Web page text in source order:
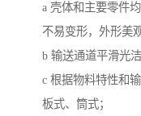
a 壳体和主要零件
不易变形，外形美观
b 输送通道平滑光
c 根据物料特性和
板式、筒式；